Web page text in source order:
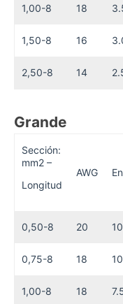
1,00-8 18
1,50-8 16
2,50-8 14
Grande
Sección:
mm2 –
Longitud
AWG
0,50-8 20
0,75-8 18
1,00-8 18